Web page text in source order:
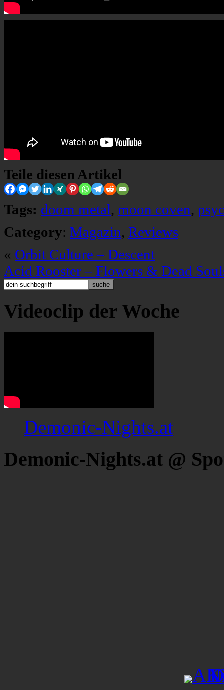
Teile diesen Artikel
Tags: doom metal, moon coven,
Category: Magazin, Reviews
« Orbit Culture – Descent
Acid Rooster – Flowers & Dead
Videoclip der Woche
Demonic-Nights.at
Demonic-Nights.at @